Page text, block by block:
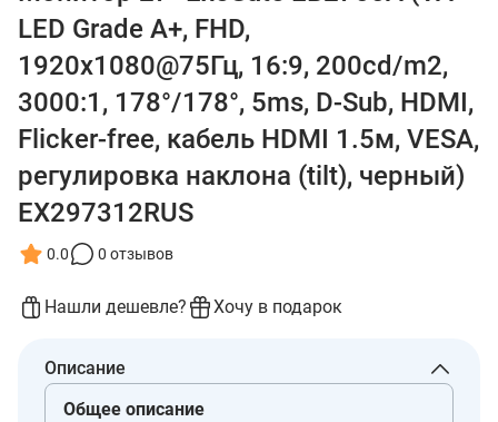
LED Grade A+, FHD,
1920x1080@75Гц, 16:9, 200cd/m2,
3000:1, 178°/178°, 5ms, D-Sub, HDMI,
Flicker-free, кабель HDMI 1.5м, VESA,
регулировка наклона (tilt), черный)
EX297312RUS
0.0 0 отзывов
Нашли дешевле? Хочу в подарок
Описание
Общее описание